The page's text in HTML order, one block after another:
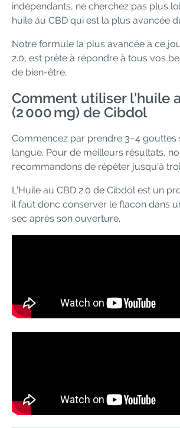
indépendants, ne cherchez pas plus
huile au CBD qui est la plus avancée
Notre formule la plus avancée à ce
2.0, est prête à répondre à tous vos
de bien-être.
Comment utiliser l’huile
(2 000 mg) de Cibdol
Commencez par prendre 3–4 gouttes
langue. Pour de meilleurs résultats,
recommandons de répéter jusqu’à
L’Huile au CBD 2.0 de Cibdol est un
il faut donc conserver le flacon dans
sec après son ouverture.